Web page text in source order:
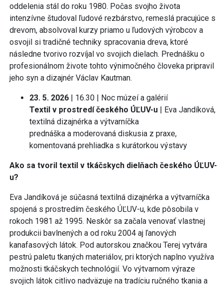
oddelenia stál do roku 1980. Počas svojho života
intenzívne študoval ľudové rezbárstvo, remeslá pracujúce s
drevom, absolvoval kurzy priamo u ľudových výrobcov a
osvojil si tradičné techniky spracovania dreva, ktoré
následne tvorivo rozvíjal vo svojich dielach. Prednášku o
profesionálnom živote tohto výnimočného človeka pripravil
jeho syn a dizajnér Václav Kautman.
23. 5. 2026 | 16.30 | Noc múzeí a galérií
Textil v prostredí českého ÚĽUV-u | Eva Jandíková,
textilná dizajnérka a výtvarníčka
prednáška a moderovaná diskusia z praxe,
komentovaná prehliadka s kurátorkou výstavy
Ako sa tvoril textil v tkáčskych dielňach českého ÚĽUV-
u?
Eva Jandíková je súčasná textilná dizajnérka a výtvarníčka
spojená s prostredím českého ÚĽUV-u, kde pôsobila v
rokoch 1981 až 1995. Neskôr sa začala venovať vlastnej
produkcii bavlnených a od roku 2004 aj ľanových
kanafasových látok. Pod autorskou značkou Terej vytvára
pestrú paletu tkaných materiálov, pri ktorých naplno využíva
možnosti tkáčskych technológií. Vo výtvarnom výraze
svojich látok citlivo nadväzuje na tradíciu ručného tkania a